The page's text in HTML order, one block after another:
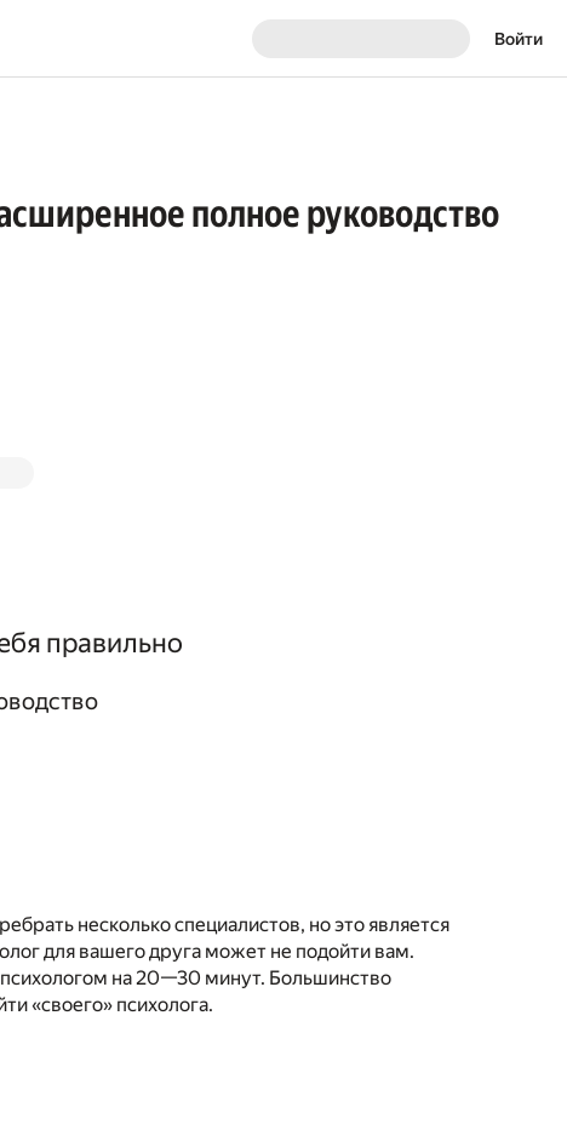
Войти
полное руководство
правильно
несколько специалистов, но это является
для вашего друга может не подойти вам.
на 20—30 минут. Большинство
«своего» психолога.